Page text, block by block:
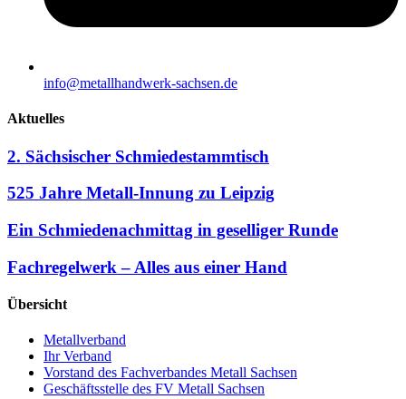
info@metallhandwerk-sachsen.de
Aktuelles
2. Sächsischer Schmiedestammtisch
525 Jahre Metall-Innung zu Leipzig
Ein Schmiedenachmittag in geselliger Runde
Fachregelwerk – Alles aus einer Hand
Übersicht
Metallverband
Ihr Verband
Vorstand des Fachverbandes Metall Sachsen
Geschäftsstelle des FV Metall Sachsen